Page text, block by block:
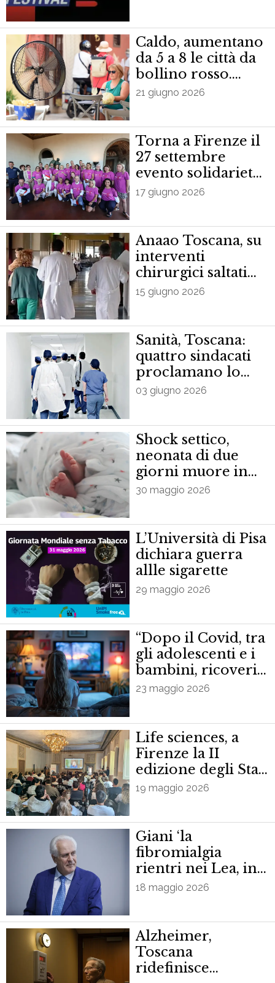
Caldo, aumentano
da 5 a 8 le città da
bollino rosso.
Allerta anche a
21 giugno 2026
Torna a Firenze il
27 settembre
evento solidarietà
‘Corri la vita’
17 giugno 2026
Anaao Toscana, su
interventi
chirurgici saltati
Asl TC “non
tra medici e
infermieri”
15 giugno 2026
Sanità, Toscana:
quattro sindacati
proclamano lo
stato d’agitazione
03 giugno 2026
Shock settico,
neonata di due
giorni muore in
ospedale
30 maggio 2026
L’Università di Pisa
dichiara guerra
allle sigarette
29 maggio 2026
“Dopo il Covid, tra
gli adolescenti e i
bambini, ricoveri
psichiatrici quasi
23 maggio 2026
Life sciences, a
Firenze la II
edizione degli Stati
generali della
19 maggio 2026
Giani ‘la
fibromialgia
rientri nei Lea, in
Toscana colpisce
18 maggio 2026
Alzheimer,
Toscana
ridefinisce